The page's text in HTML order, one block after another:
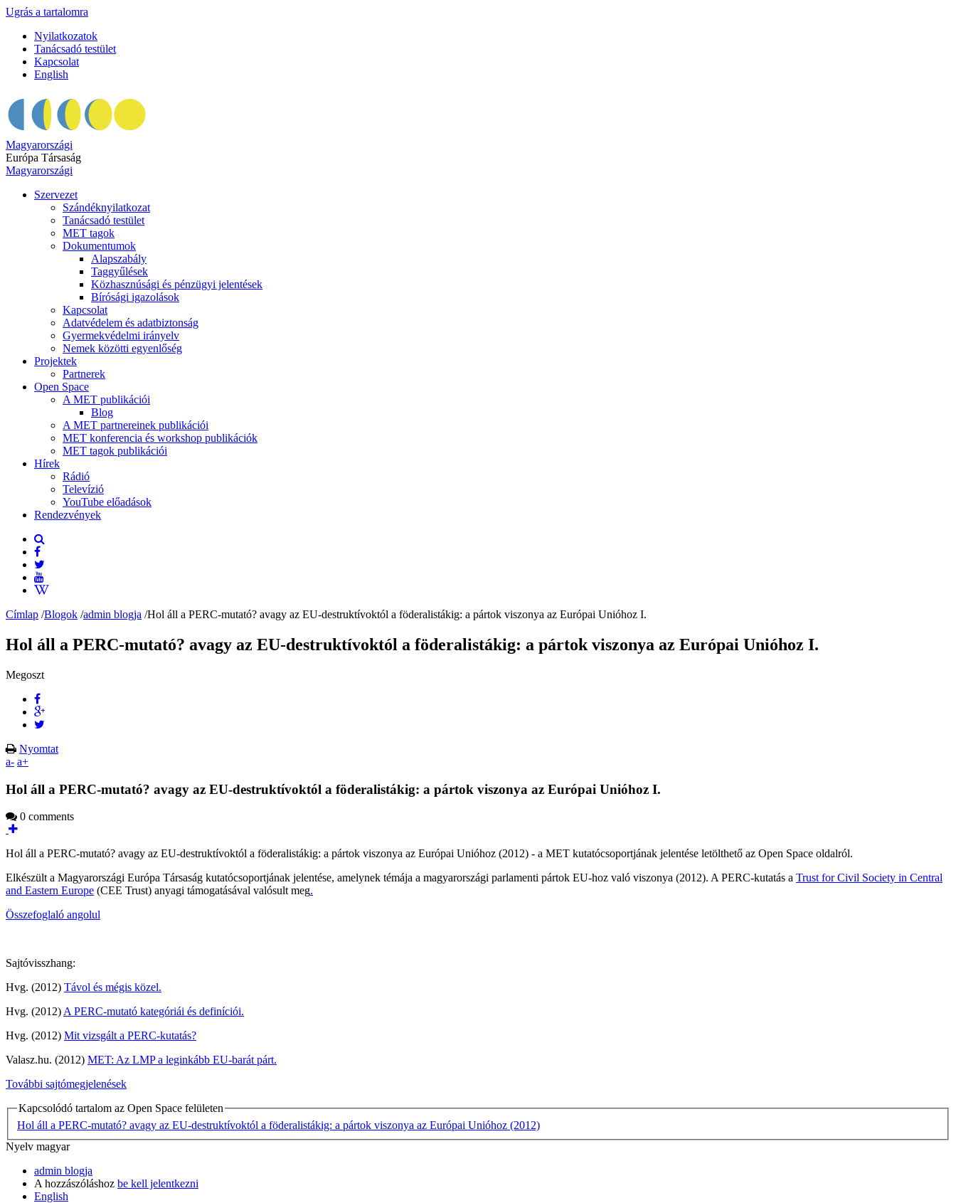
Ugrás a tartalomra
Nyilatkozatok
Tanácsadó testület
Kapcsolat
English
Magyarországi
Európa Társaság
Magyarországi
Szervezet
Szándéknyilatkozat
Tanácsadó testület
MET tagok
Dokumentumok
Alapszabály
Taggyűlések
Közhasznúsági és pénzügyi jelentések
Bírósági igazolások
Kapcsolat
Adatvédelem és adatbiztonság
Gyermekvédelmi irányelv
Nemek közötti egyenlőség
Projektek
Partnerek
Open Space
A MET publikációi
Blog
A MET partnereinek publikációi
MET konferencia és workshop publikációk
MET tagok publikációi
Hírek
Rádió
Televízió
YouTube előadások
Rendezvények
Címlap /Blogok /admin blogja /Hol áll a PERC-mutató? avagy az EU-destruktívoktól a föderalistákig: a pártok viszonya az Európai Unióhoz I.
Hol áll a PERC-mutató? avagy az EU-destruktívoktól a föderalistákig: a pártok viszonya az Európai Unióhoz I.
Megoszt
Nyomtat
a- a+
Hol áll a PERC-mutató? avagy az EU-destruktívoktól a föderalistákig: a pártok viszonya az Európai Unióhoz I.
0 comments
Hol áll a PERC-mutató? avagy az EU-destruktívoktól a föderalistákig: a pártok viszonya az Európai Unióhoz (2012) - a MET kutatócsoportjának jelentése letölthető az Open Space oldalról.
Elkészült a Magyarországi Európa Társaság kutatócsoportjának jelentése, amelynek témája a magyarországi parlamenti pártok EU-hoz való viszonya (2012). A PERC-kutatás a Trust for Civil Society in Central
and Eastern Europe (CEE Trust) anyagi támogatásával valósult meg.
Összefoglaló angolul
Sajtóvisszhang:
Hvg. (2012) Távol és mégis közel.
Hvg. (2012) A PERC-mutató kategóriái és definíciói.
Hvg. (2012) Mit vizsgált a PERC-kutatás?
Valasz.hu. (2012) MET: Az LMP a leginkább EU-barát párt.
További sajtómegjelenések
Kapcsolódó tartalom az Open Space felületen
Hol áll a PERC-mutató? avagy az EU-destruktívoktól a föderalistákig: a pártok viszonya az Európai Unióhoz (2012)
Nyelv magyar
admin blogja
A hozzászóláshoz be kell jelentkezni
English